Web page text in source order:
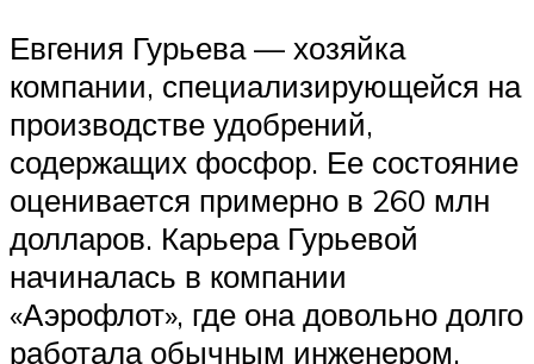
Евгения Гурьева — хозяйка
компании, специализирующейся на
производстве удобрений,
содержащих фосфор. Ее состояние
оценивается примерно в 260 млн
долларов. Карьера Гурьевой
начиналась в компании
«Аэрофлот», где она довольно долго
работала обычным инженером.